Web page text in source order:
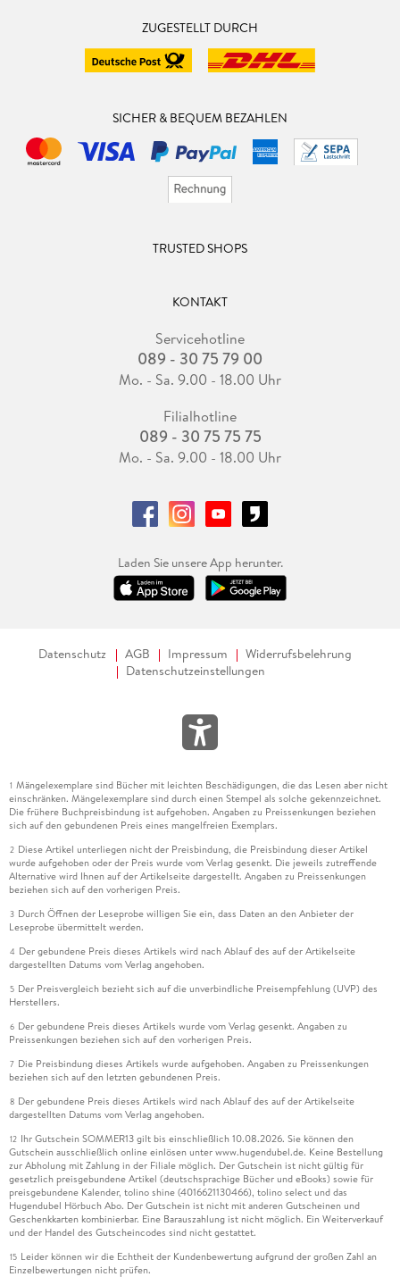
ZUGESTELLT DURCH
SICHER & BEQUEM BEZAHLEN
TRUSTED SHOPS
KONTAKT
Servicehotline
089 - 30 75 79 00
Mo. - Sa. 9.00 - 18.00 Uhr
Filialhotline
089 - 30 75 75 75
Mo. - Sa. 9.00 - 18.00 Uhr
Laden Sie unsere App herunter.
Datenschutz AGB Impressum
Widerrufsbelehrung
Datenschutzeinstellungen
1 Mängelexemplare sind Bücher mit leichten Beschädigungen, die das Lesen aber nicht
einschränken. Mängelexemplare sind durch einen Stempel als solche gekennzeichnet.
Die frühere Buchpreisbindung ist aufgehoben. Angaben zu Preissenkungen beziehen
sich auf den gebundenen Preis eines mangelfreien Exemplars.
2 Diese Artikel unterliegen nicht der Preisbindung, die Preisbindung dieser Artikel
wurde aufgehoben oder der Preis wurde vom Verlag gesenkt. Die jeweils zutreffende
Alternative wird Ihnen auf der Artikelseite dargestellt. Angaben zu Preissenkungen
beziehen sich auf den vorherigen Preis.
3 Durch Öffnen der Leseprobe willigen Sie ein, dass Daten an den Anbieter der
Leseprobe übermittelt werden.
4 Der gebundene Preis dieses Artikels wird nach Ablauf des auf der Artikelseite
dargestellten Datums vom Verlag angehoben.
5 Der Preisvergleich bezieht sich auf die unverbindliche Preisempfehlung (UVP) des
Herstellers.
6 Der gebundene Preis dieses Artikels wurde vom Verlag gesenkt. Angaben zu
Preissenkungen beziehen sich auf den vorherigen Preis.
7 Die Preisbindung dieses Artikels wurde aufgehoben. Angaben zu Preissenkungen
beziehen sich auf den letzten gebundenen Preis.
8 Der gebundene Preis dieses Artikels wird nach Ablauf des auf der Artikelseite
dargestellten Datums vom Verlag angehoben.
12 Ihr Gutschein SOMMER13 gilt bis einschließlich 10.08.2026. Sie können den
Gutschein ausschließlich online einlösen unter www.hugendubel.de. Keine Bestellung
zur Abholung mit Zahlung in der Filiale möglich. Der Gutschein ist nicht gültig für
gesetzlich preisgebundene Artikel (deutschsprachige Bücher und eBooks) sowie für
preisgebundene Kalender, tolino shine (4016621130466), tolino select und das
Hugendubel Hörbuch Abo. Der Gutschein ist nicht mit anderen Gutscheinen und
Geschenkkarten kombinierbar. Eine Barauszahlung ist nicht möglich. Ein Weiterverkauf
und der Handel des Gutscheincodes sind nicht gestattet.
15 Leider können wir die Echtheit der Kundenbewertung aufgrund der großen Zahl an
Einzelbewertungen nicht prüfen.